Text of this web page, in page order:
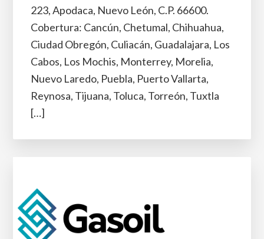
223, Apodaca, Nuevo León, C.P. 66600.
Cobertura: Cancún, Chetumal, Chihuahua,
Ciudad Obregón, Culiacán, Guadalajara, Los
Cabos, Los Mochis, Monterrey, Morelia,
Nuevo Laredo, Puebla, Puerto Vallarta,
Reynosa, Tijuana, Toluca, Torreón, Tuxtla
[…]